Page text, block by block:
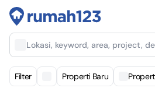
Lokasi, keyword, area, project,
Filter Properti Baru